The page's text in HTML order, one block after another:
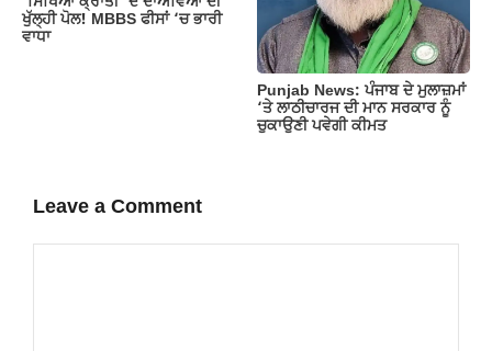
ਖੁੱਲ੍ਹੀ ਪੋਲ! MBBS ਫੀਸਾਂ ‘ਚ ਭਾਰੀ
ਵਾਧਾ
Punjab News: ਪੰਜਾਬ ਦੇ ਮੁਲਾਜ਼ਮਾਂ
‘ਤੇ ਲਾਠੀਚਾਰਜ ਦੀ ਮਾਨ ਸਰਕਾਰ ਨੂੰ
ਚੁਕਾਉਣੀ ਪਵੇਗੀ ਕੀਮਤ
Leave a Comment